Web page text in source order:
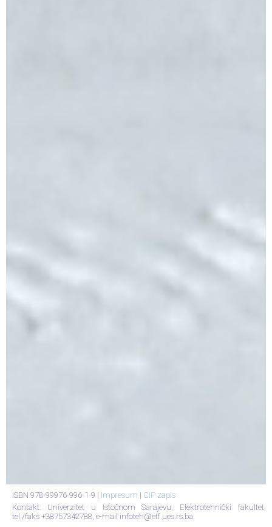
ISBN 978-99976-996-1-9 | Impresum | CIP zapis
Kontakt: Univerzitet u Istočnom Sarajevu, Elektrotehnički fakultet,
tel./faks +38757342788, e-mail infoteh@etf.ues.rs.ba.